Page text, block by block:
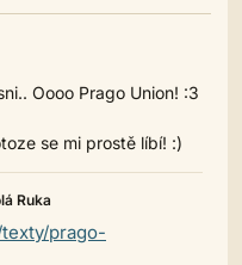
Oooo Prago Union! :3
se mi prostě líbí! :)
Ruka
prago-